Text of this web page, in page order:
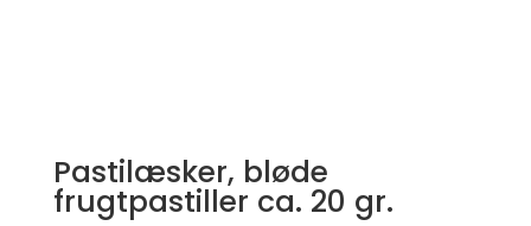
Pastilæsker, bløde
frugtpastiller ca. 20 gr.